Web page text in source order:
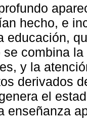
hecho, e
educación,
se combina
y la
derivados
el
enseñanza